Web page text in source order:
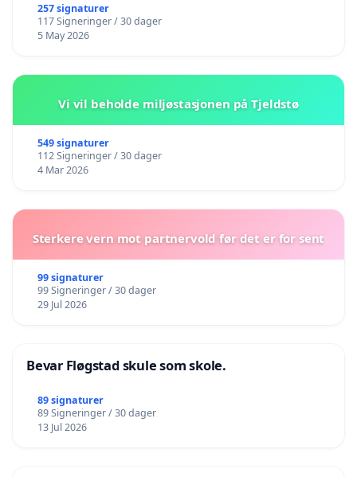
257 signaturer
117 Signeringer / 30 dager
5 May 2026
Vi vil beholde miljøstasjonen på Tjeldstø
549 signaturer
112 Signeringer / 30 dager
4 Mar 2026
Sterkere vern mot partnervold før det er for sent
99 signaturer
99 Signeringer / 30 dager
29 Jul 2026
Bevar Fløgstad skule som skole.
89 signaturer
89 Signeringer / 30 dager
13 Jul 2026